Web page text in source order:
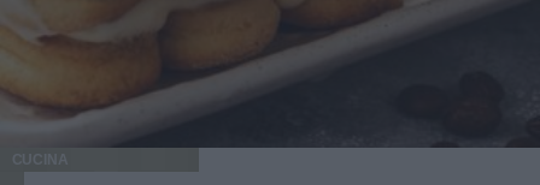
CUCINA